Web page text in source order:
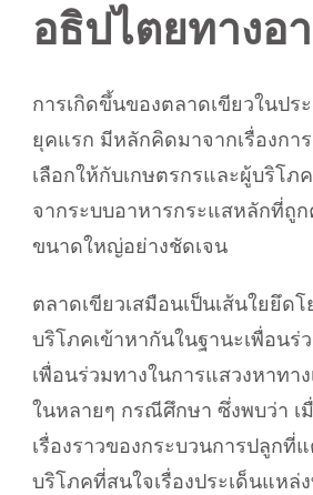
อธิปไตยทางอ
การเกิดขึ้นของตลาดเขียวในปร
ยุคแรก มีหลักคิดมาจากเรื่องกา
เลือกให้กับเกษตรกรและผู้บริโ
จากระบบอาหารกระแสหลักที่ถู
ขนาดใหญ่อย่างชัดเจน
ตลาดเขียวเสมือนเป็นเส้นใยยึด
บริโภคเข้าหากันในฐานะเพื่อน
เพื่อนร่วมทางในการแสวงหาทา
ในหลายๆ กรณีศึกษา ซึ่งพบว่า เ
เรื่องราวของกระบวนการปลูกที่
บริโภคที่สนใจเรื่องประเด็นแหล่